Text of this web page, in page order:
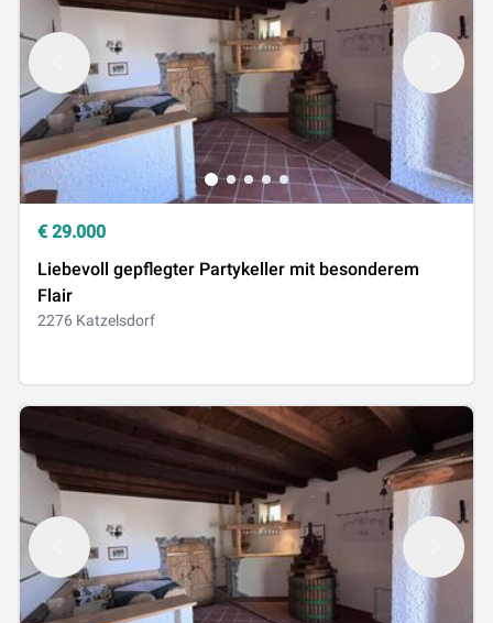
€ 29.000
Liebevoll gepflegter Partykeller mit besonderem
Flair
2276 Katzelsdorf